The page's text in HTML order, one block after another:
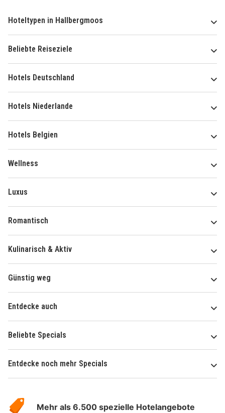
Hoteltypen in Hallbergmoos
Beliebte Reiseziele
Hotels Deutschland
Hotels Niederlande
Hotels Belgien
Wellness
Luxus
Romantisch
Kulinarisch & Aktiv
Günstig weg
Entdecke auch
Beliebte Specials
Entdecke noch mehr Specials
Hotelspecials
Mehr als 6.500 spezielle Hotelangebote